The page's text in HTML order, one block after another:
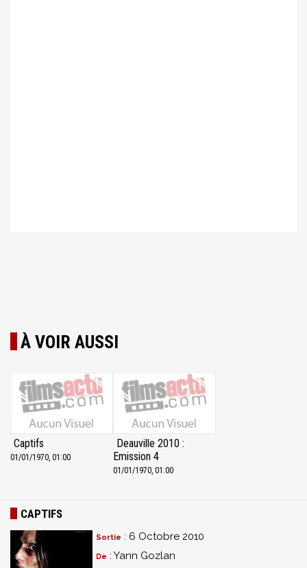
À VOIR AUSSI
Captifs
01/01/1970, 01:00
Deauville 2010 :
Emission 4
01/01/1970, 01:00
CAPTIFS
Sortie : 6 Octobre 2010
De : Yann Gozlan